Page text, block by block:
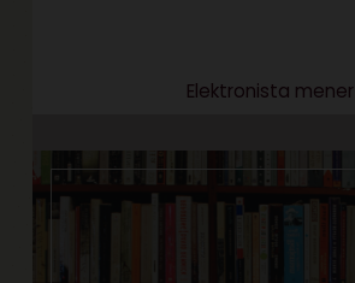
Elektronista mener